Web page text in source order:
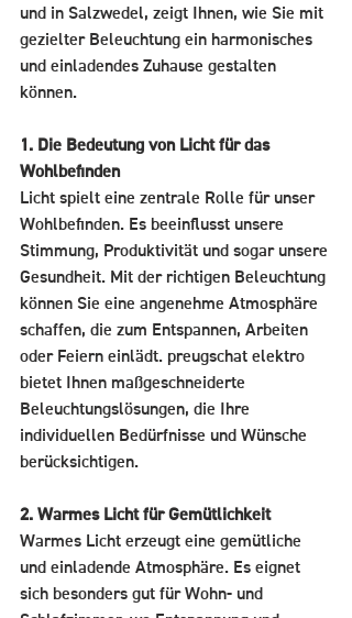
und in Salzwedel, zeigt Ihnen, wie Sie mit
gezielter Beleuchtung ein harmonisches
und einladendes Zuhause gestalten
können.
1. Die Bedeutung von Licht für das
Wohlbefinden
Licht spielt eine zentrale Rolle für unser
Wohlbefinden. Es beeinflusst unsere
Stimmung, Produktivität und sogar unsere
Gesundheit. Mit der richtigen Beleuchtung
können Sie eine angenehme Atmosphäre
schaffen, die zum Entspannen, Arbeiten
oder Feiern einlädt. preugschat elektro
bietet Ihnen maßgeschneiderte
Beleuchtungslösungen, die Ihre
individuellen Bedürfnisse und Wünsche
berücksichtigen.
2. Warmes Licht für Gemütlichkeit
Warmes Licht erzeugt eine gemütliche
und einladende Atmosphäre. Es eignet
sich besonders gut für Wohn- und